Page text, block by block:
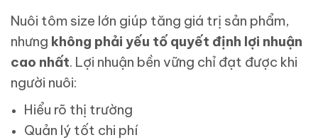
Nuôi tôm size lớn giúp tăng giá trị sản phẩm,
nhưng không phải yếu tố quyết định lợi nhuận
cao nhất. Lợi nhuận bền vững chỉ đạt được khi
người nuôi:
Hiểu rõ thị trường
Quản lý tốt chi phí